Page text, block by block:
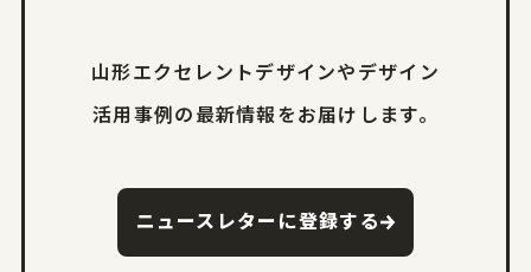
山形エクセレントデザインやデザイン
活用事例の最新情報をお届けします。
ニュースレターに登録する